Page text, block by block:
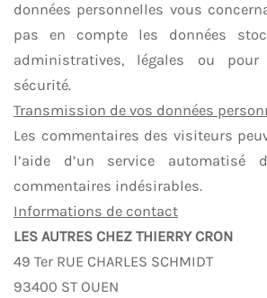
données personnelles vous
pas en compte les données
administratives, légales ou
sécurité.
Transmission de vos données
Les commentaires des visiteurs
l’aide d’un service automatisé
commentaires indésirables.
Informations de contact
LES AUTRES CHEZ THIERRY CRON
49 Ter RUE CHARLES SCHMIDT
93400 ST OUEN